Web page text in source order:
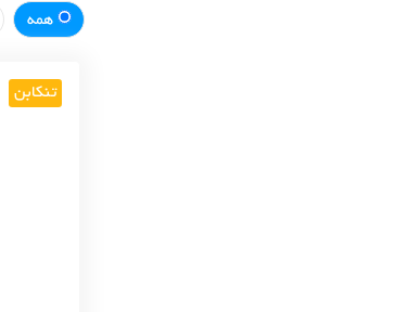
همه
تنکابن